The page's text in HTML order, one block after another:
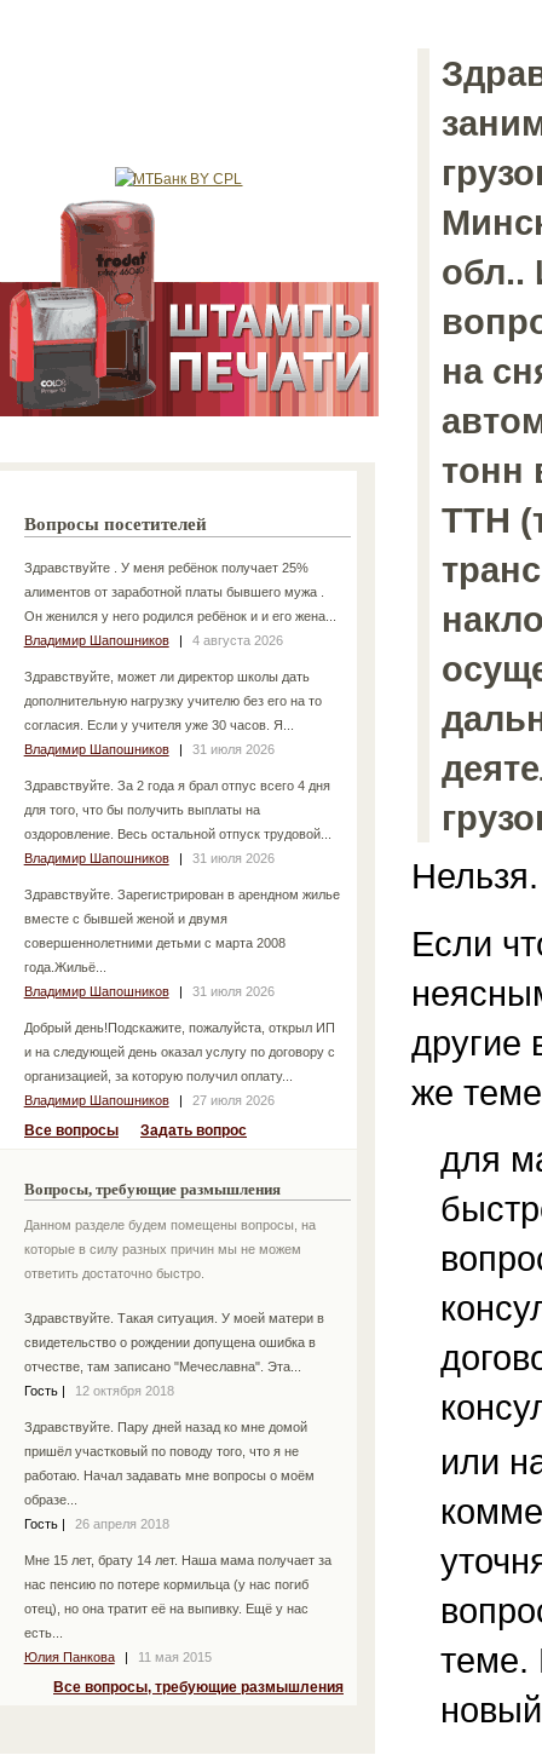
Вопросы посетителей
Здравствуйте . У меня ребёнок получает 25%
алиментов от заработной платы бывшего мужа .
Он женился у него родился ребёнок и и его жена...
Владимир Шапошников
| 4 августа 2026
Здравствуйте, может ли директор школы дать
дополнительную нагрузку учителю без его на то
согласия. Если у учителя уже 30 часов. Я...
Владимир Шапошников
| 31 июля 2026
Здравствуйте. За 2 года я брал отпус всего 4 дня
для того, что бы получить выплаты на
оздоровление. Весь остальной отпуск трудовой...
Владимир Шапошников
| 31 июля 2026
Здравствуйте. Зарегистрирован в арендном жилье
вместе с бывшей женой и двумя
совершеннолетними детьми с марта 2008
года.Жильё...
Владимир Шапошников
| 31 июля 2026
Добрый день!Подскажите, пожалуйста, открыл ИП
и на следующей день оказал услугу по договору с
организацией, за которую получил оплату...
Владимир Шапошников
| 27 июля 2026
Все вопросы Задать вопрос
Вопросы, требующие размышления
Данном разделе будем помещены вопросы, на
которые в силу разных причин мы не можем
ответить достаточно быстро.
Здравствуйте. Такая ситуация. У моей матери в
свидетельство о рождении допущена ошибка в
отчестве, там записано "Мечеславна". Эта...
Гость
12 октября 2018
Здравствуйте. Пару дней назад ко мне домой
пришёл участковый по поводу того, что я не
работаю. Начал задавать мне вопросы о моём
образе...
Гость
26 апреля 2018
Мне 15 лет, брату 14 лет. Наша мама получает за
нас пенсию по потере кормильца (у нас погиб
отец), но она тратит её на выпивку. Ещё у нас
есть...
Юлия Панкова
11 мая 2015
Все вопросы, требующие размышления
обл..
на
тонн
ТТН
Нельзя.
Если
другие
же
для
или
теме.